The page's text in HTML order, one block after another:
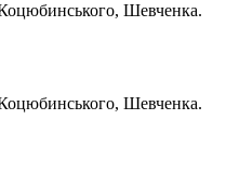
Шевченка.
Шевченка.